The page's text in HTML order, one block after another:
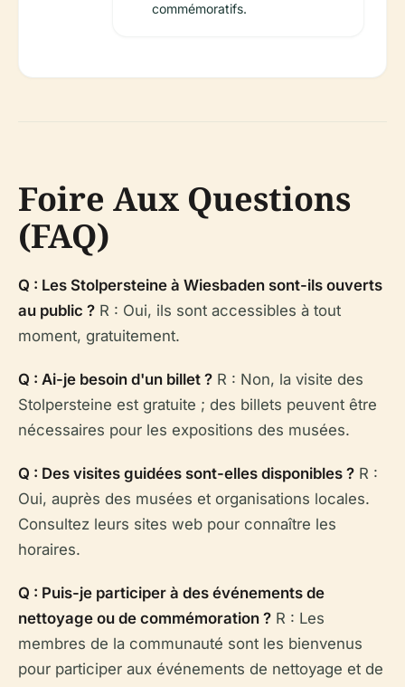
commémoratifs.
Foire Aux Questions
(FAQ)
Q : Les Stolpersteine à Wiesbaden sont-ils ouverts
au public ? R : Oui, ils sont accessibles à tout
moment, gratuitement.
Q : Ai-je besoin d'un billet ? R : Non, la visite des
Stolpersteine est gratuite ; des billets peuvent être
nécessaires pour les expositions des musées.
Q : Des visites guidées sont-elles disponibles ? R :
Oui, auprès des musées et organisations locales.
Consultez leurs sites web pour connaître les
horaires.
Q : Puis-je participer à des événements de
nettoyage ou de commémoration ? R : Les
membres de la communauté sont les bienvenus
pour participer aux événements de nettoyage et de